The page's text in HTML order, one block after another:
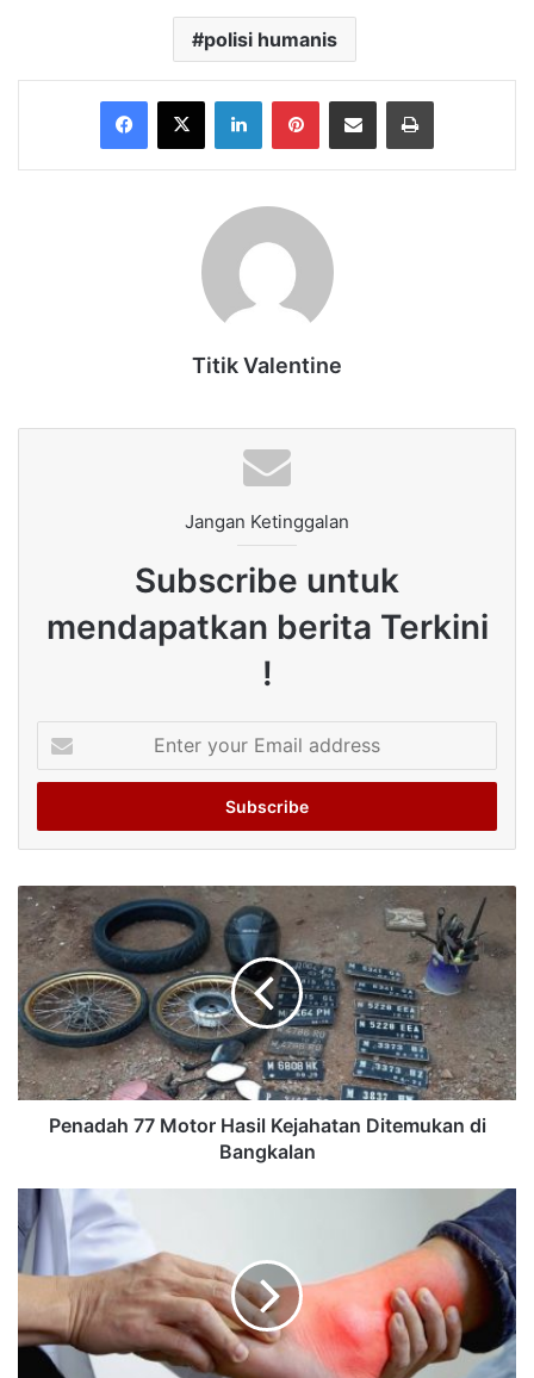
polisi humanis
Facebook
X LinkedInPinterestShare via Email Print
Titik Valentine
Jangan Ketinggalan
Subscribe untuk
mendapatkan berita Terkini
!
your
Email
Penadah 77 Motor Hasil Kejahatan Ditemukan di
Bangkalan